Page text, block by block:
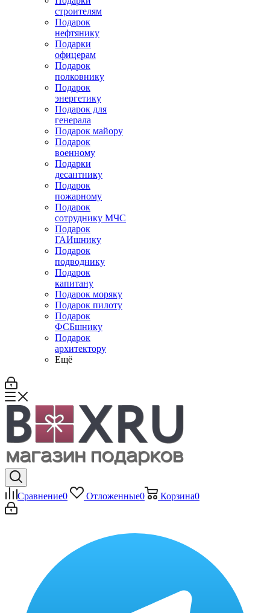
строителям
Подарок
нефтянику
Подарки
офицерам
Подарок
полковнику
Подарок
энергетику
Подарок для
генерала
Подарок майору
Подарок
военному
Подарки
десантнику
Подарок
пожарному
Подарок
сотруднику МЧС
Подарок
ГАИшнику
Подарок
подводнику
Подарок
капитану
Подарок моряку
Подарок пилоту
Подарок
ФСБшнику
Подарок
архитектору
Ещё
Сравнение0 Отложенные0 Корзина0